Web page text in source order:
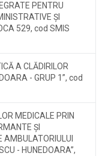
PENTRU
ȘI
529, cod SMIS
A CLĂDIRILOR
- GRUP 1”, cod
MEDICALE PRIN
ȘI
AMBULATORIULUI
- HUNEDOARA”,